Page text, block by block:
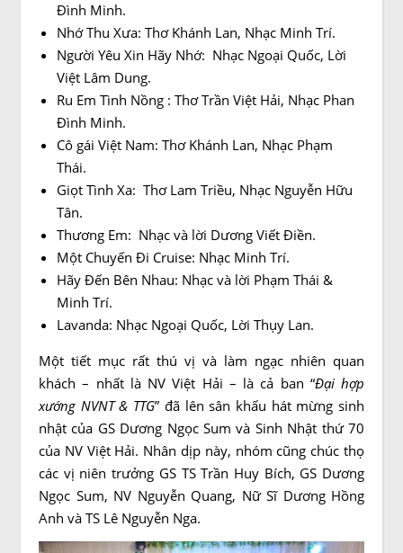
Đình Minh.
Nhớ Thu Xưa: Thơ Khánh Lan, Nhạc Minh Trí.
Người Yêu Xin Hãy Nhớ: Nhạc Ngoại Quốc, Lời
Việt Lâm Dung.
Ru Em Tình Nồng : Thơ Trần Việt Hải, Nhạc Phan
Đình Minh.
Cô gái Việt Nam: Thơ Khánh Lan, Nhạc Phạm
Thái.
Giọt Tình Xa: Thơ Lam Triều, Nhạc Nguyễn Hữu
Tân.
Thương Em: Nhạc và lời Dương Viết Điền.
Một Chuyến Đi Cruise: Nhạc Minh Trí.
Hãy Đến Bên Nhau: Nhạc và lời Phạm Thái &
Minh Trí.
Lavanda: Nhạc Ngoại Quốc, Lời Thụy Lan.
Một tiết mục rất thú vị và làm ngạc nhiên quan
khách – nhất là NV Việt Hải – là cả ban “Đại hợp
xướng NVNT & TTG” đã lên sân khấu hát mừng sinh
nhật của GS Dương Ngọc Sum và Sinh Nhật thứ 70
của NV Việt Hải. Nhân dịp này, nhóm cũng chúc thọ
các vị niên trưởng GS TS Trần Huy Bích, GS Dương
Ngọc Sum, NV Nguyễn Quang, Nữ Sĩ Dương Hồng
Anh và TS Lê Nguyễn Nga.